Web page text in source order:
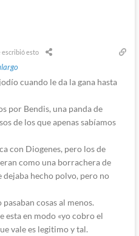
escribió esto
cuando le da la gana hasta
por Bendis, una panda de
de los que apenas sabíamos
con Diogenes, pero los de
como una borrachera de
hecho polvo, pero no
cosas al menos.
esta en modo «yo cobro el
vale es legitimo y tal.